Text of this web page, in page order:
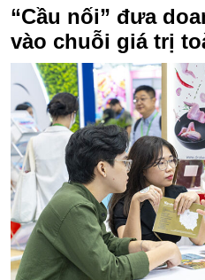
“Cầu nối” đưa
vào chuỗi giá trị